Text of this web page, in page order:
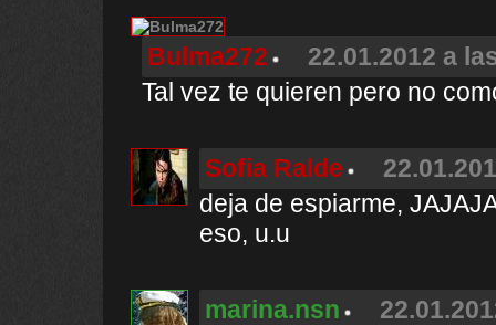
Bulma272
22.01.2012 a
Tal vez te quieren pero no
Sofia Ralde
deja de espiarme,
eso, u.u
marina.nsn